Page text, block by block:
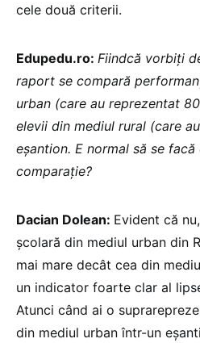
cele două criterii.
Edupedu.ro: Fiindcă vorbiți
raport se compară
urban (care au reprezentat
elevii din mediul rural (care
eșantion. E normal să se facă
comparație?
Dacian Dolean: Evident că
școlară din mediul urban din
mai mare decât cea din
un indicator foarte clar al
Atunci când ai o
din mediul urban într-un